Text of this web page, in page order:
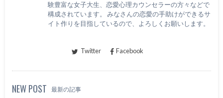
験豊富な女子大生、恋愛心理カウンセラーの方々などで
構成されています。 みなさんの恋愛の手助けができるサ
イト作りを目指しているので、よろしくお願いします。
Twitter Facebook
NEW POST 最新の記事